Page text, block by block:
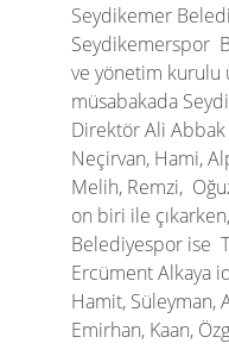
Seydikemer
Seydikemerspor
ve yönetim kurulu
müsabakada
Direktör Ali
Neçirvan, Hami,
Melih, Remzi,
on biri ile
Belediyespor ise
Ercüment Alkaya
Hamit, Süleyman,
Emirhan, Kaan,